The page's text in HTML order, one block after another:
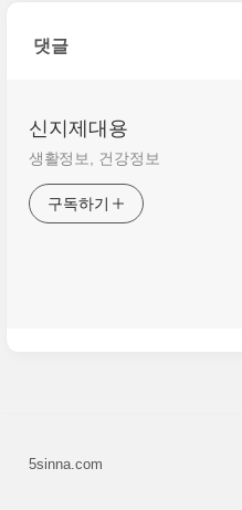
댓글
신지제대용
생활정보, 건강정보
구독하기
5sinna.com